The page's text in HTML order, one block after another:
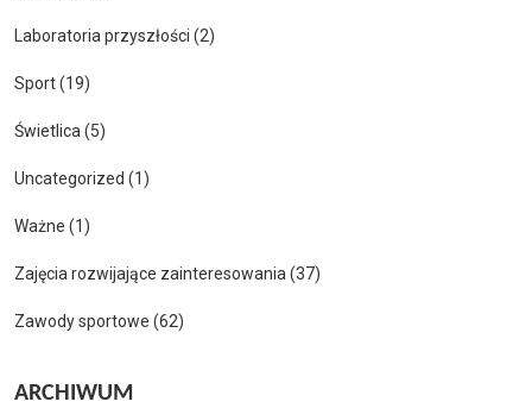
Laboratoria przyszłości (2)
Sport(19)
Świetlica(5)
Uncategorized (1)
Ważne (1)
Zajęcia rozwijające zainteresowania(37)
Zawody sportowe (62)
ARCHIWUM